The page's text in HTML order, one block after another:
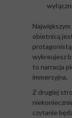
obietnicą
wykreujesz
to narracja
immersyjna.
Z drugiej
czytanie